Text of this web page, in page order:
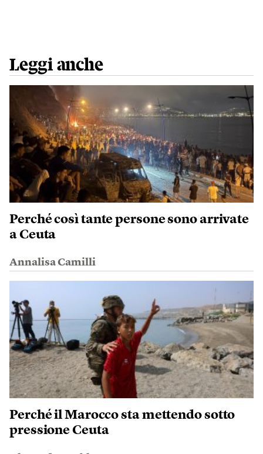
Leggi anche
Perché così tante persone sono arrivate
a Ceuta
Annalisa Camilli
Perché il Marocco sta mettendo sotto
pressione Ceuta